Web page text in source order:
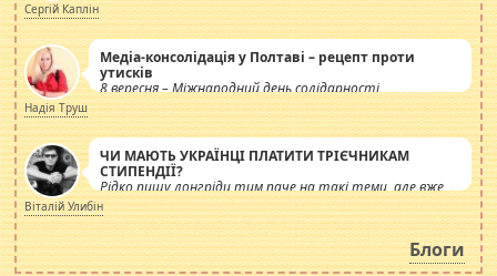
Сергій Каплін
Медіа-консолідація у Полтаві – рецепт проти
утисків
8 вересня – Міжнародний день солідарності
журналістів.
Надія Труш
ЧИ МАЮТЬ УКРАЇНЦІ ПЛАТИТИ ТРІЄЧНИКАМ
СТИПЕНДІЇ?
Рідко пишу лонгріди тим паче на такі теми, але вже
просто дістало! Обурюють сьогоднішні інсенуації
навколо стипендіального питання. Штучно
роздувається ще одна соціальна катастрофа.
Віталій Улибін
Блоги